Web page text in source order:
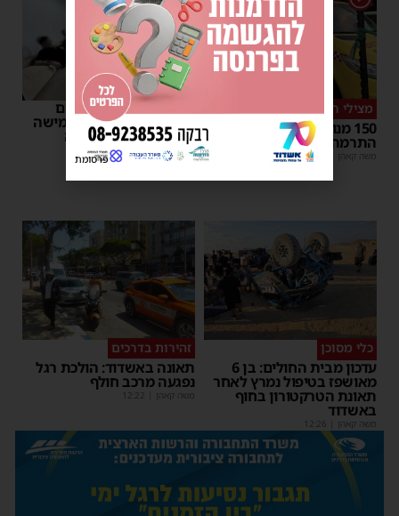
מצילי חיים
150 מנות דם נתרמו בערב
התרמה באשדוד
משה קאהן 18:25
פשיטה על בית הימורים
בלתי חוקי באשדוד: חמישה
חשודים עוכבו לחקירה
משה קאהן
כלי מסוכן
עדכון מבית החולים: בן 6
מאושפז בטיפול נמרץ לאחר
תאונת הטרקטורון בחוף
באשדוד
משה קאהן
זהירות בדרכים
תאונה באשדוד: הולכת רגל
נפגעה מרכב חולף
משה קאהן
פרסומת